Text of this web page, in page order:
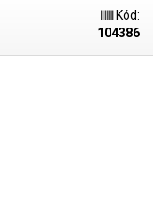
Kód:
104386